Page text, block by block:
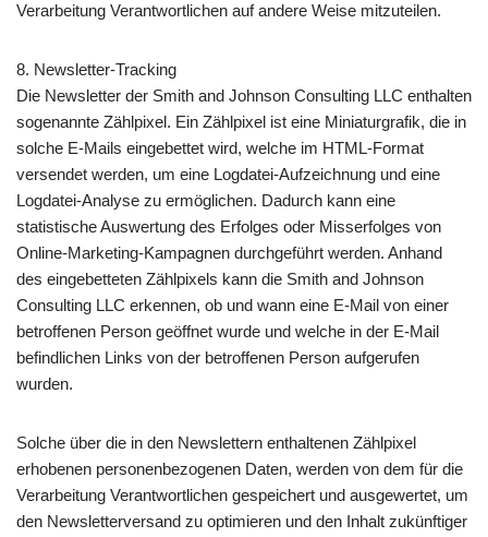
Verarbeitung Verantwortlichen auf andere Weise mitzuteilen.
8. Newsletter-Tracking
Die Newsletter der Smith and Johnson Consulting LLC enthalten
sogenannte Zählpixel. Ein Zählpixel ist eine Miniaturgrafik, die in
solche E-Mails eingebettet wird, welche im HTML-Format
versendet werden, um eine Logdatei-Aufzeichnung und eine
Logdatei-Analyse zu ermöglichen. Dadurch kann eine
statistische Auswertung des Erfolges oder Misserfolges von
Online-Marketing-Kampagnen durchgeführt werden. Anhand
des eingebetteten Zählpixels kann die Smith and Johnson
Consulting LLC erkennen, ob und wann eine E-Mail von einer
betroffenen Person geöffnet wurde und welche in der E-Mail
befindlichen Links von der betroffenen Person aufgerufen
wurden.
Solche über die in den Newslettern enthaltenen Zählpixel
erhobenen personenbezogenen Daten, werden von dem für die
Verarbeitung Verantwortlichen gespeichert und ausgewertet, um
den Newsletterversand zu optimieren und den Inhalt zukünftiger